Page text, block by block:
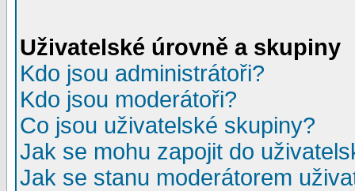
Uživatelské úrovně a skupiny
Kdo jsou administrátoři?
Kdo jsou moderátoři?
Co jsou uživatelské skupiny?
Jak se mohu zapojit do
Jak se stanu moderátorem